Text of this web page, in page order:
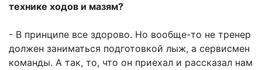
технике ходов и мазям?
- В принципе все здорово. Но вообще-то не тренер
должен заниматься подготовкой лыж, а сервисмен
команды. А так, то, что он приехал и рассказал нам